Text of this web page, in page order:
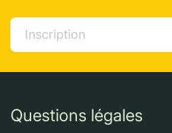
Questions légales